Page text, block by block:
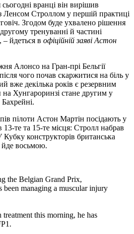
вранці він вирішив
Ленсом Строллом у першій практиці
Згодом буде ухвалено рішення
тренуванні й частині
йдеться в офіційній заяві Астон
Алонсо на Гран-прі Бельгії
чого почав скаржитися на біль у
вже декілька років є резервним
Хунгароринзі стане другим у
пілоти Астон Мартін посідають у
13-те та 15-те місця: Стролл набрав
конструкторів британська
йде восьмою.
the Belgian Grand Prix,
managing a muscular injury